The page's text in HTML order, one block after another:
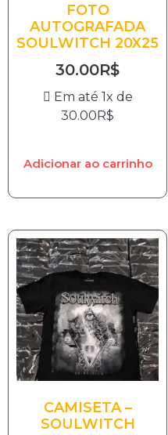
FOTO
AUTOGRAFADA
SOULWITCH 20X25
30.00R$
Em até 1x de
30.00R$
Adicionar ao carrinho
CAMISETA –
SOULWITCH